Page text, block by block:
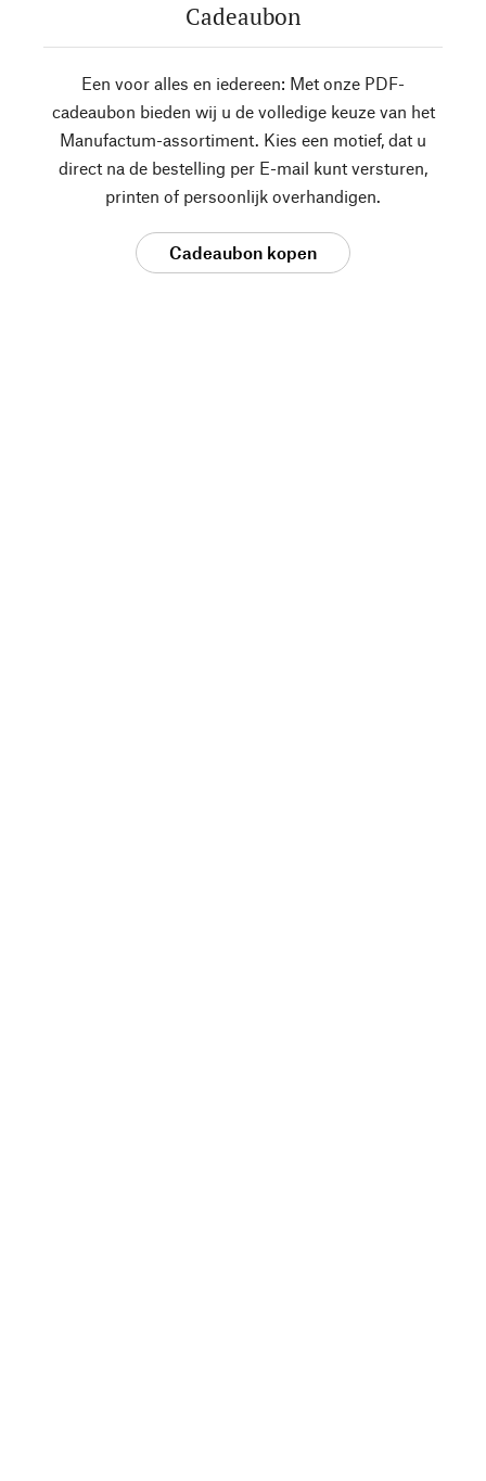
Cadeaubon
Een voor alles en iedereen: Met onze PDF-
cadeaubon bieden wij u de volledige keuze van het
Manufactum-assortiment. Kies een motief, dat u
direct na de bestelling per E-mail kunt versturen,
printen of persoonlijk overhandigen.
Cadeaubon kopen